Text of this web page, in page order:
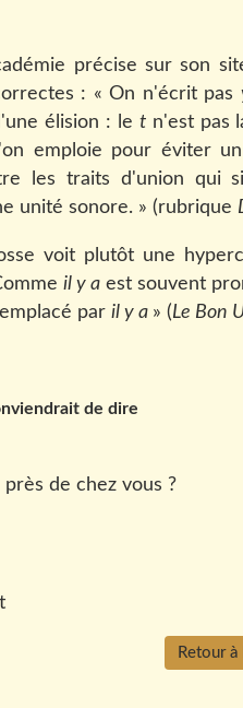
précise sur son
: « On n'écrit pas
élision : le tn'est pas
emploie pour éviter
les traits d'union qui
unité sonore. » (rubrique
voit plutôt une
il y a est souvent
par il y a » (Le Bon
de dire
de chez vous ?
Retour à